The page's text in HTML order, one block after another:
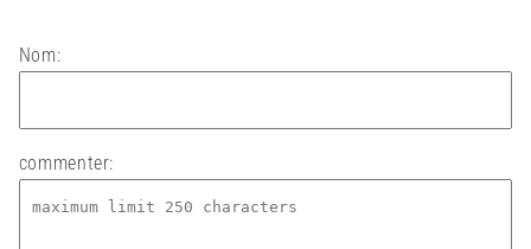
Nom:
commenter: